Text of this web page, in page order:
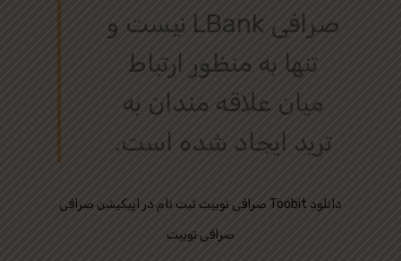
صرافی LBank نیست و
تنها به منظور ارتباط
میان علاقه‌ مندان به
ترید ایجاد شده است.
صرافی توبیت ثبت نام در اپیکیشن صرافی Toobit دانلود
صرافی توبیت